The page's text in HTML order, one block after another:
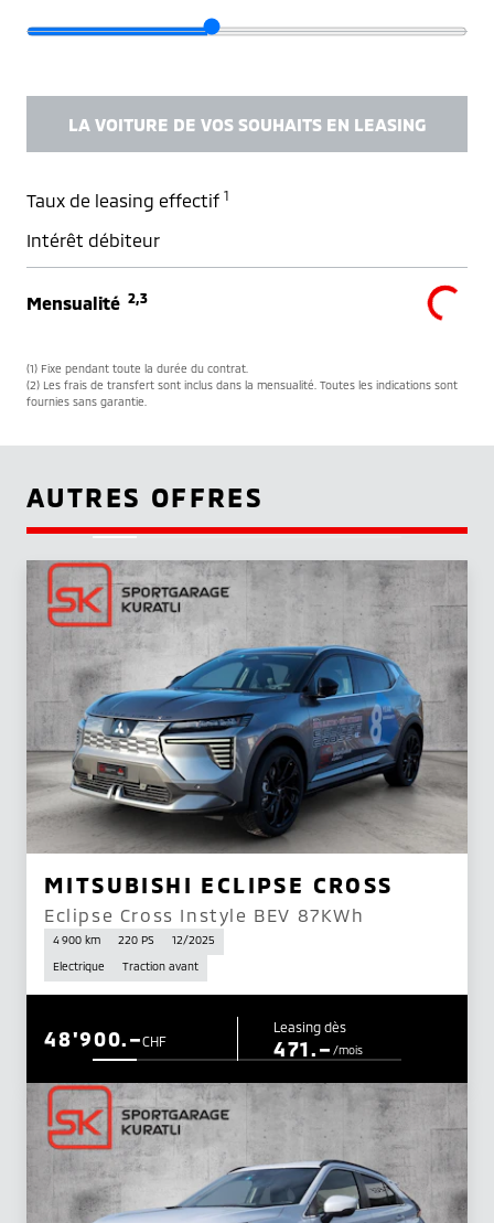
LA VOITURE DE VOS SOUHAITS EN LEASING
Taux de leasing effectif 1
Intérêt débiteur
Mensualité 2,3
(1) Fixe pendant toute la durée du contrat.
(2) Les frais de transfert sont inclus dans la mensualité. Toutes les indications sont
fournies sans garantie.
AUTRES OFFRES
MITSUBISHI ECLIPSE CROSS
Eclipse Cross Instyle BEV 87KWh
4 900 km 220 PS
12/2025
Electrique
Traction avant
CHF
48'900.– Leasing dès
471.– /mois